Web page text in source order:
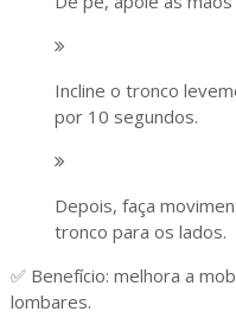
Incline o tronco
por 10 segundos.
Depois, faça
tronco para os lados.
✅ Benefício: melhora a
lombares.